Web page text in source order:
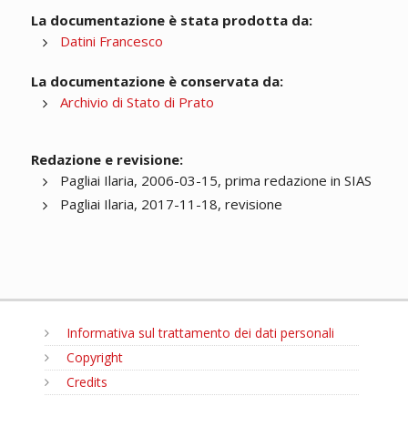
La documentazione è stata prodotta da:
Datini Francesco
La documentazione è conservata da:
Archivio di Stato di Prato
Redazione e revisione:
Pagliai Ilaria, 2006-03-15, prima redazione in SIAS
Pagliai Ilaria, 2017-11-18, revisione
Informativa sul trattamento dei dati personali
Copyright
Credits